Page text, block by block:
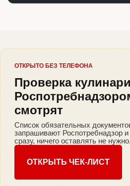
ОТКРЫТО БЕЗ ТЕЛЕФОНА
Проверка
смотрят
Список обязательных
запрашивают Роспотребнадзор
сразу, ничего оставлять не нужно.
ОТКРЫТЬ ЧЕК-ЛИСТ